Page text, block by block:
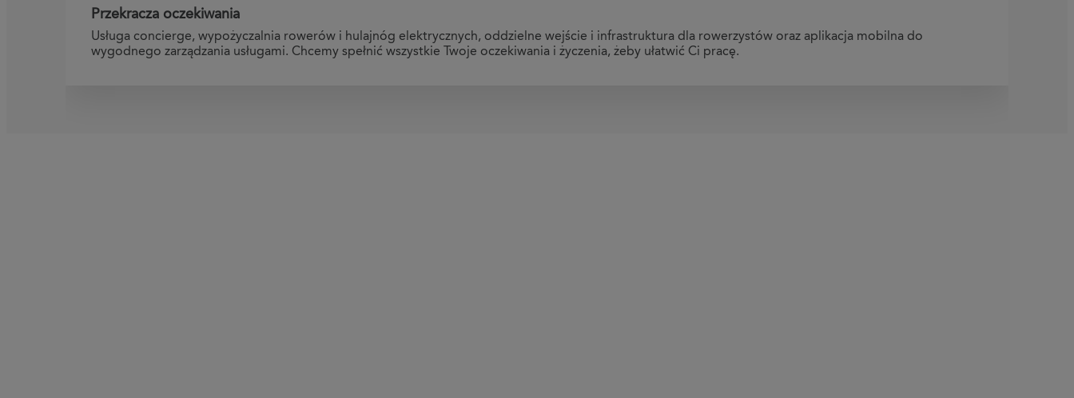
Przekracza oczekiwania
Usługa concierge, wypożyczalnia rowerów i hulajnóg elektrycznych, oddzielne wejście i infrastruktura dla rowerzystów oraz aplikacja mobilna do
wygodnego zarządzania usługami. Chcemy spełnić wszystkie Twoje oczekiwania i życzenia, żeby ułatwić Ci pracę.